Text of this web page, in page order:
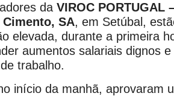
da VIROC PORTUGAL
Cimento, SA, em Setúbal,
elevada, durante a primeira
aumentos salariais dignos
trabalho.
início da manhã, aprovaram